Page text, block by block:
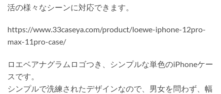
活の様々なシーンに対応できます。
https://www.33caseya.com/product/loewe-iphone-12pro-
max-11pro-case/
ロエベアナグラムロゴつき、シンプルな単色のiPhoneケー
スです。
シンプルで洗練されたデザインなので、男女を問わず、幅